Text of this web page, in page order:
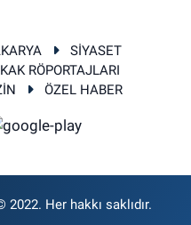
SİYASET
RÖPORTAJLARI
ÖZEL HABER
Her hakkı saklıdır.